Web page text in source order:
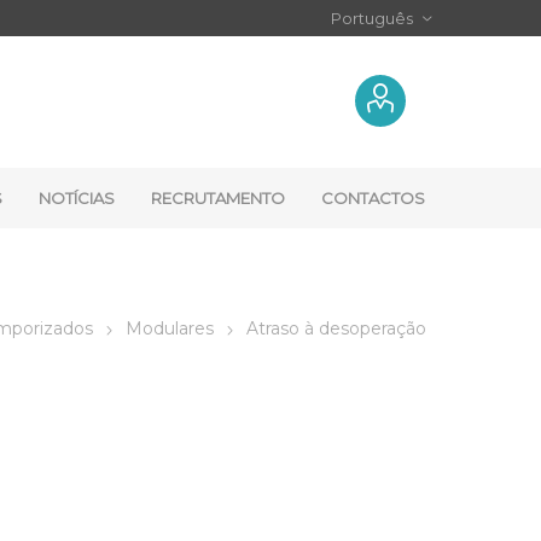
NOTÍCIAS RECRUTAMENTO CONTACTOS
Modulares Atraso à desoperação